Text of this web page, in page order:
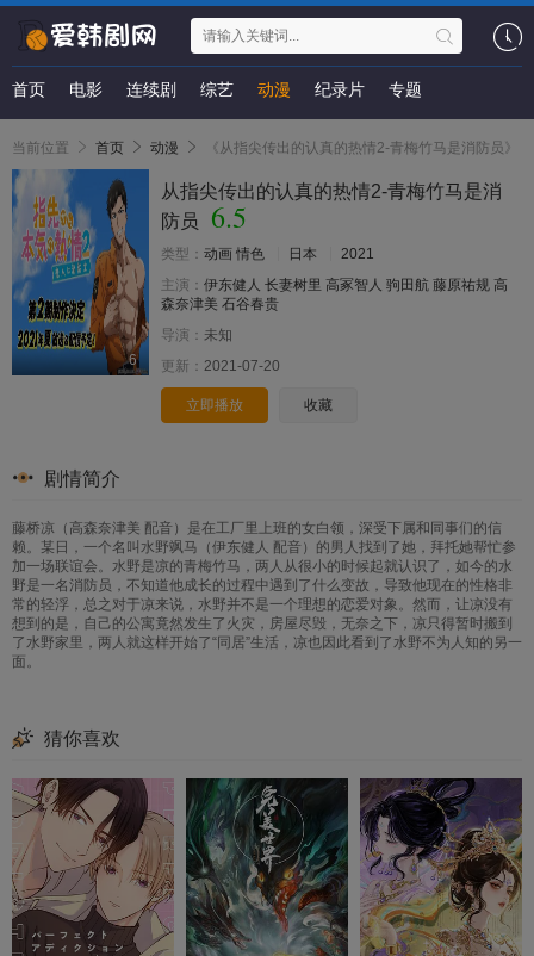
首页 电影 连续剧 综艺 动漫 纪录片 专题
当前位置 首页 动漫 《从指尖传出的认真的热情2-青梅竹马是消防员》
6
从指尖传出的认真的热情2-青梅竹马是消
防员
6.5
类型： 动画 情色 日本
2021
主演： 伊东健人 长妻树里 高冢智人 驹田航 藤原祐规 高
森奈津美 石谷春贵
导演： 未知
更新： 2021-07-20
立即播放 收藏
剧情简介
藤桥凉（高森奈津美 配音）是在工厂里上班的女白领，深受下属和同事们的信
赖。某日，一个名叫水野飒马（伊东健人 配音）的男人找到了她，拜托她帮忙参
加一场联谊会。水野是凉的青梅竹马，两人从很小的时候起就认识了，如今的水
野是一名消防员，不知道他成长的过程中遇到了什么变故，导致他现在的性格非
常的轻浮，总之对于凉来说，水野并不是一个理想的恋爱对象。然而，让凉没有
想到的是，自己的公寓竟然发生了火灾，房屋尽毁，无奈之下，凉只得暂时搬到
了水野家里，两人就这样开始了“同居”生活，凉也因此看到了水野不为人知的另一
面。
猜你喜欢